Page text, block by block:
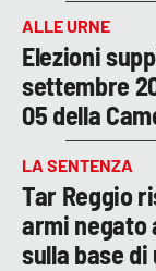
ALLE URNE
Elezioni
settembre
05 della
LA SENTENZA
Tar Reggio
armi negato
sulla base